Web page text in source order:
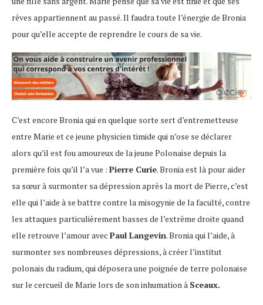
rêves appartiennent au passé. Il faudra toute l’énergie de Bronia
pour qu’elle accepte de reprendre le cours de sa vie.
C’est encore Bronia qui en quelque sorte sert d’entremetteuse
entre Marie et ce jeune physicien timide qui n’ose se déclarer
alors qu’il est fou amoureux de la jeune Polonaise depuis la
première fois qu’il l’a vue : Pierre Curie. Bronia est là pour aider
sa sœur à surmonter sa dépression après la mort de Pierre, c’est
elle qui l’aide à se battre contre la misogynie de la faculté, contre
les attaques particulièrement basses de l’extrême droite quand
elle retrouve l’amour avec Paul Langevin. Bronia qui l’aide, à
surmonter ses nombreuses dépressions, à créer l’institut
polonais du radium, qui déposera une poignée de terre polonaise
sur le cercueil de Marie lors de son inhumation à Sceaux.